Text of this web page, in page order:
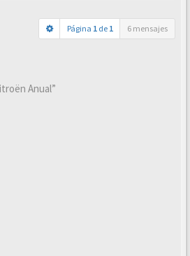
Página 1 de 1 6 mensajes
Anual”